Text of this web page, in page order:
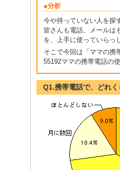
●分析
今や持っていない人を探
皆さんも電話、メールは
を、上手に使っていらっ
そこで今回は「ママの携
55192ママの携帯電話の
Q1.携帯電話で、どれ